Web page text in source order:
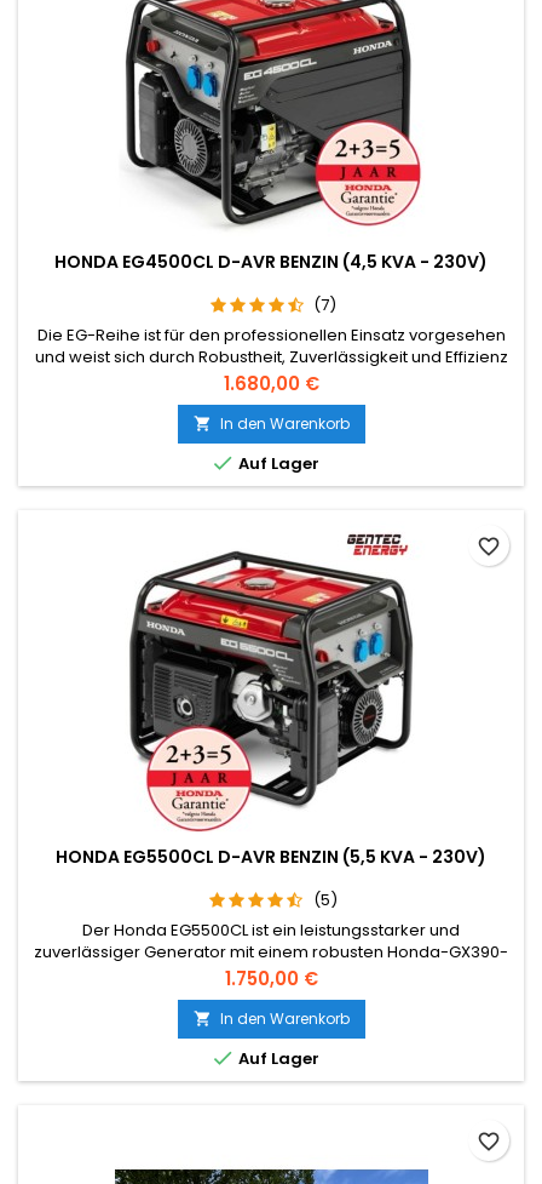
HONDA EG4500CL D-AVR BENZIN (4,5 KVA - 230V)
(7)
Die EG-Reihe ist für den professionellen Einsatz vorgesehen
und weist sich durch Robustheit, Zuverlässigkeit und Effizienz
aus. Diese Reihe eignet sich auch ausgezeichnetselbst für
die anspruchsvollsten, gewerblichen Anwendungen, wie z.B.
einem Mietservice.
Preis
1.680,00 €
 In den Warenkorb
 Auf Lager
HONDA EG5500CL D-AVR BENZIN (5,5 KVA - 230V)
(5)
Der Honda EG5500CL ist ein leistungsstarker und
zuverlässiger Generator mit einem robusten Honda-GX390-
Motor, einem großen 24-Liter-Tank für lange Laufzeiten und
einer stabilen Stromversorgung dank D-AVR.
Preis
1.750,00 €
 In den Warenkorb
 Auf Lager
favorite_border
favorite_border